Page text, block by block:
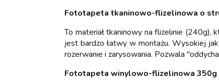
Fototapeta tkaninowo-flizelinowa o
To materiał tkaninowy na flizelinie (240g),
jest bardzo łatwy w montażu. Wysokiej
rozerwanie i zarysowania. Pozwala
Fototapeta winylowo-flizelinowa 350g